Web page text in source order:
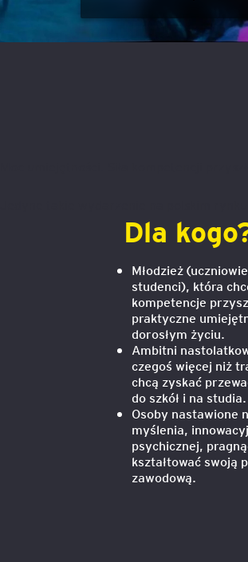
AI
AI w
dla
Dla
Młodzież
studenci), która
kompetencje
praktyczne
dorosłym życiu.
Ambitni
czegoś więcej niż
chcą zyskać
do szkół i na studia.
Osoby nastawione
myślenia,
psychicznej,
kształtować swoją
zawodową.